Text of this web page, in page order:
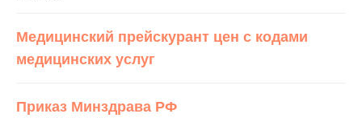
Медицинский прейскурант цен с кодами
медицинских услуг
Приказ Минздрава РФ